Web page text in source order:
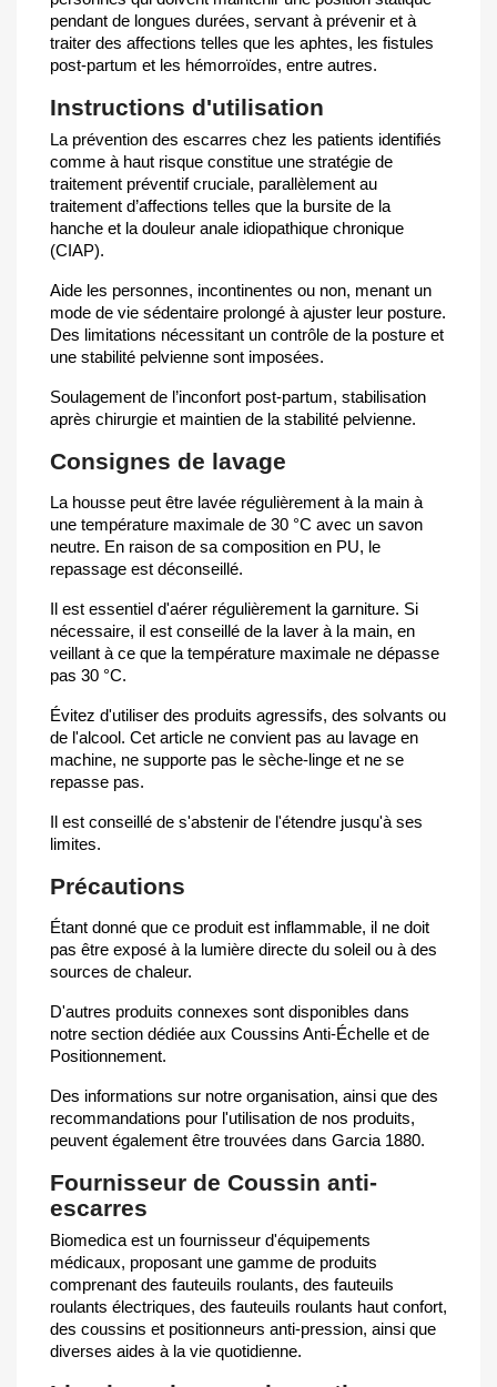
pendant de longues durées, servant à prévenir et à
traiter des affections telles que les aphtes, les fistules
post-partum et les hémorroïdes, entre autres.
Instructions d'utilisation
La prévention des escarres chez les patients identifiés
comme à haut risque constitue une stratégie de
traitement préventif cruciale, parallèlement au
traitement d’affections telles que la bursite de la
hanche et la douleur anale idiopathique chronique
(CIAP).
Aide les personnes, incontinentes ou non, menant un
mode de vie sédentaire prolongé à ajuster leur posture.
Des limitations nécessitant un contrôle de la posture et
une stabilité pelvienne sont imposées.
Soulagement de l’inconfort post-partum, stabilisation
après chirurgie et maintien de la stabilité pelvienne.
Consignes de lavage
La housse peut être lavée régulièrement à la main à
une température maximale de 30 °C avec un savon
neutre. En raison de sa composition en PU, le
repassage est déconseillé.
Il est essentiel d'aérer régulièrement la garniture. Si
nécessaire, il est conseillé de la laver à la main, en
veillant à ce que la température maximale ne dépasse
pas 30 °C.
Évitez d'utiliser des produits agressifs, des solvants ou
de l'alcool. Cet article ne convient pas au lavage en
machine, ne supporte pas le sèche-linge et ne se
repasse pas.
Il est conseillé de s'abstenir de l'étendre jusqu'à ses
limites.
Précautions
Étant donné que ce produit est inflammable, il ne doit
pas être exposé à la lumière directe du soleil ou à des
sources de chaleur.
D'autres produits connexes sont disponibles dans
notre section dédiée aux Coussins Anti-Échelle et de
Positionnement.
Des informations sur notre organisation, ainsi que des
recommandations pour l'utilisation de nos produits,
peuvent également être trouvées dans Garcia 1880.
Fournisseur de Coussin anti-
escarres
Biomedica est un fournisseur d'équipements
médicaux, proposant une gamme de produits
comprenant des fauteuils roulants, des fauteuils
roulants électriques, des fauteuils roulants haut confort,
des coussins et positionneurs anti-pression, ainsi que
diverses aides à la vie quotidienne.